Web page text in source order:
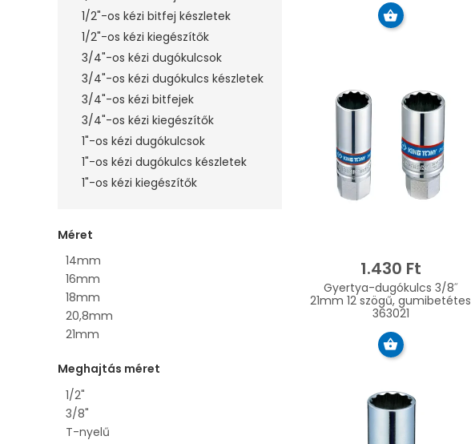
1/2"-os kézi bitfej készletek
1/2"-os kézi kiegészítők
3/4"-os kézi dugókulcsok
3/4"-os kézi dugókulcs készletek
3/4"-os kézi bitfejek
3/4"-os kézi kiegészítők
1"-os kézi dugókulcsok
1"-os kézi dugókulcs készletek
1"-os kézi kiegészítők
Méret
14mm
16mm
18mm
20,8mm
21mm
Meghajtás méret
1/2"
3/8"
T-nyelű
1.430 Ft
Gyertya-dugókulcs 3/8˝
21mm 12 szögű, gumibetétes
363021